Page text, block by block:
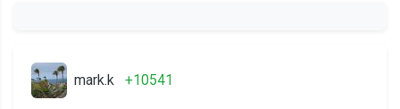
mark.k +10541